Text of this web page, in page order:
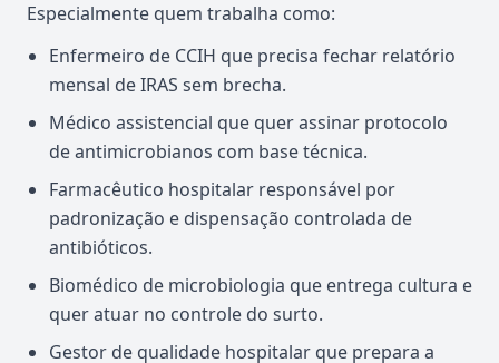
Especialmente quem trabalha como:
Enfermeiro de CCIH que precisa fechar relatório
mensal de IRAS sem brecha.
Médico assistencial que quer assinar protocolo
de antimicrobianos com base técnica.
Farmacêutico hospitalar responsável por
padronização e dispensação controlada de
antibióticos.
Biomédico de microbiologia que entrega cultura e
quer atuar no controle do surto.
Gestor de qualidade hospitalar que prepara a